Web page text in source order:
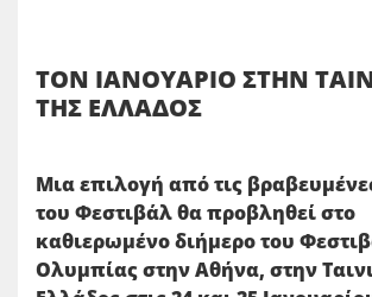
ΤΟΝ ΙΑΝΟΥΑΡΙΟ ΣΤΗΝ
ΤΗΣ ΕΛΛΑΔΟΣ
Μια επιλογή από τις
του Φεστιβάλ θα προβληθεί στο
καθιερωμένο διήμερο του
Ολυμπίας στην Αθήνα, στην